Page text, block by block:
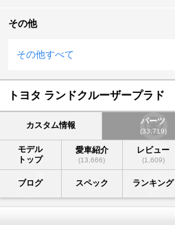
その他
その他すべて
トヨタ ランドクルーザープラド
カスタム情報 パーツ
(33,719)
モデル
トップ
愛車紹介
(13,666)
レビュー
(1,609)
ブログ スペック ランキング